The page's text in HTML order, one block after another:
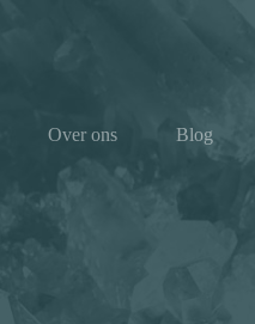
Over ons Blog